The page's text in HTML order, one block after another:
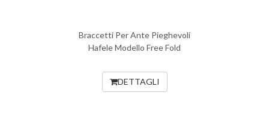
Braccetti Per Ante Pieghevoli
Hafele Modello Free Fold
DETTAGLI